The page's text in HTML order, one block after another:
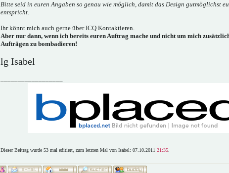
Bitte seid in euren Angaben so genau wie möglich, damit das Design gutmöglichst
entspricht.
Ihr könnt mich auch gerne über ICQ Kontaktieren.
Aber nur dann, wenn ich bereits euren Auftrag mache und nicht um mich
Aufträgen zu bombadieren!
lg Isabel
Dieser Beitrag wurde 53 mal editiert, zum letzten Mal von Isabel: 07.10.2011 21:35